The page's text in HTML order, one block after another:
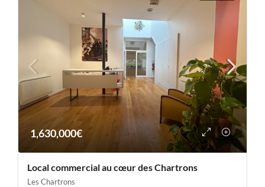
1,630,000€
Local commercial au cœur des Chartrons
Les Chartrons